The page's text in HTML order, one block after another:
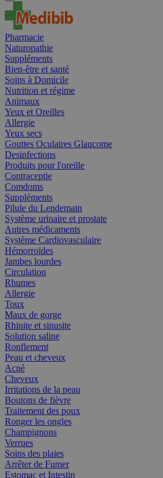
Pharmacie
Naturopathie
Suppléments
Bien-être et santé
Soins à Domicile
Nutrition et régime
Animaux
Yeux et Oreilles
Allergie
Yeux secs
Gouttes Oculaires Glaucome
Desinfections
Produits pour l'oreille
Contraceptie
Comdoms
Suppléments
Pilule du Lendemain
Système urinaire et prostate
Autres médicaments
Système Cardiovasculaire
Hémorroïdes
Jambes lourdes
Circulation
Rhumes
Allergie
Toux
Maux de gorge
Rhinite et sinusite
Solution saline
Ronflement
Peau et cheveux
Acné
Cheveux
Irritations de la peau
Boutons de fièvre
Traitement des poux
Ronger les ongles
Champignons
Verrues
Soins des plaies
Arrêter de Fumer
Estomac et Intestin